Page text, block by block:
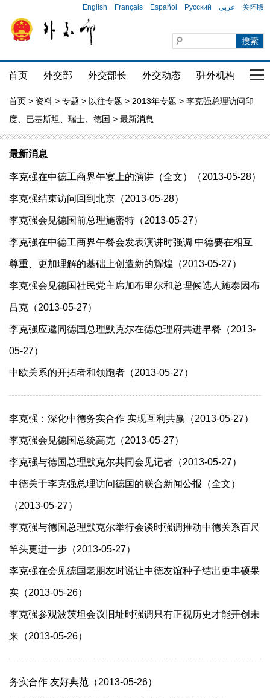
English Français Español Русский عربي 关怀版
首页 外交部 外交部长 外交动态 驻外机构 国
首页 > 资料 > 专题 > 以往专题 > 2013年专题 > 李克强总理访问印
度、巴基斯坦、瑞士、德国 > 最新消息
最新消息
李克强在中德工商界午宴上的演讲（全文）（2013-05-28）
李克强结束访问回到北京（2013-05-28）
李克强会见德国前总理施密特（2013-05-27）
李克强在中德工商界午餐会发表演讲时强调 中德要在相互
尊重、更加理解的基础上创造新的辉煌（2013-05-27）
李克强会见德国社民党主席加布里尔和总理候选人施泰因布
吕克（2013-05-27）
李克强应邀同德国总理默克尔在德总理府共进早餐（2013-
05-27）
中欧关系的开拓者和领跑者（2013-05-27）
李克强：深化中德务实合作 实现互利共赢（2013-05-27）
李克强会见德国总统高克（2013-05-27）
李克强与德国总理默克尔共同会见记者（2013-05-27）
中德关于李克强总理访问德国的联合新闻公报（全文）
（2013-05-27）
李克强与德国总理默克尔举行会谈时强调推动中德关系百尺
竿头更进一步（2013-05-27）
李克强在会见德国老朋友时说让中德友谊种子结出更丰硕果
实（2013-05-26）
李克强参观波茨坦会议旧址时强调只有正视历史才能开创未
来（2013-05-26）
务实合作 友好典范（2013-05-26）